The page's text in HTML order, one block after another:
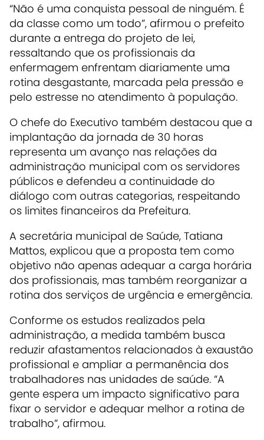
“Não é uma conquista pessoal de ninguém. É
da classe como um todo”, afirmou o prefeito
durante a entrega do projeto de lei,
ressaltando que os profissionais da
enfermagem enfrentam diariamente uma
rotina desgastante, marcada pela pressão e
pelo estresse no atendimento à população.
O chefe do Executivo também destacou que a
implantação da jornada de 30 horas
representa um avanço nas relações da
administração municipal com os servidores
públicos e defendeu a continuidade do
diálogo com outras categorias, respeitando
os limites financeiros da Prefeitura.
A secretária municipal de Saúde, Tatiana
Mattos, explicou que a proposta tem como
objetivo não apenas adequar a carga horária
dos profissionais, mas também reorganizar a
rotina dos serviços de urgência e emergência.
Conforme os estudos realizados pela
administração, a medida também busca
reduzir afastamentos relacionados à exaustão
profissional e ampliar a permanência dos
trabalhadores nas unidades de saúde. “A
gente espera um impacto significativo para
fixar o servidor e adequar melhor a rotina de
trabalho”, afirmou.